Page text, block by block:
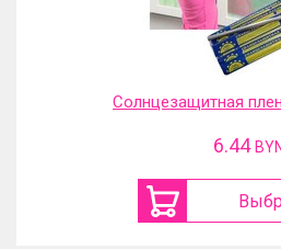
Солнцезащитная
6.44 BYN